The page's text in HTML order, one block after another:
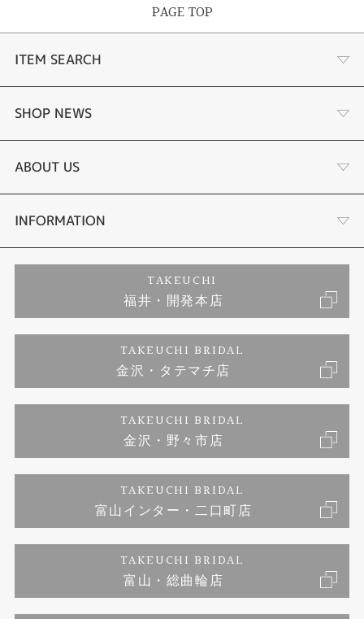
PAGE TOP
ITEM SEARCH
婚約指輪
結婚指輪
セットリング
婚約ネックレス
エタニティリング
SHOP NEWS
タケウチのこだわり
プロポーズサポート
ブランドリスト
ジュエリーリフォーム
福井指輪工房｜手作りペアリング
福井指輪工房｜手作り結婚指輪 and 婚約指輪
福井指輪工房｜手作り婚約指輪 プロポーズプラン
ABOUT US
会社概要
お客様の声
INFORMATION
プライバシーポリシー
TAKEUCHI
福井・開発本店
TAKEUCHI BRIDAL
金沢・タテマチ店
TAKEUCHI BRIDAL
金沢・野々市店
TAKEUCHI BRIDAL
富山インター・二口町店
TAKEUCHI BRIDAL
富山・総曲輪店